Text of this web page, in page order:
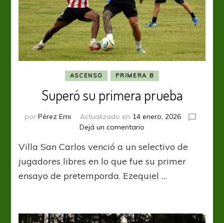
ASCENSO PRIMERA B
Superó su primera prueba
por Pérez Emi Actualizado en 14 enero, 2026
Dejá un comentario
su
primera
prueba
Villa San Carlos venció a un selectivo de
jugadores libres en lo que fue su primer
ensayo de pretemporda. Ezequiel …